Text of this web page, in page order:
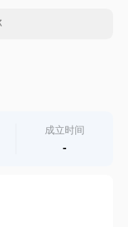
成立时间
-